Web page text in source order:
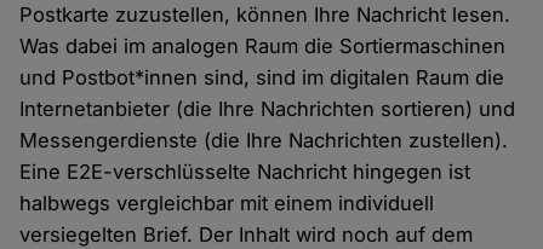
Postkarte zuzustellen, können Ihre Nachricht lesen.
Was dabei im analogen Raum die Sortiermaschinen
und Postbot*innen sind, sind im digitalen Raum die
Internetanbieter (die Ihre Nachrichten sortieren) und
Messengerdienste (die Ihre Nachrichten zustellen).
Eine E2E-verschlüsselte Nachricht hingegen ist
halbwegs vergleichbar mit einem individuell
versiegelten Brief. Der Inhalt wird noch auf dem